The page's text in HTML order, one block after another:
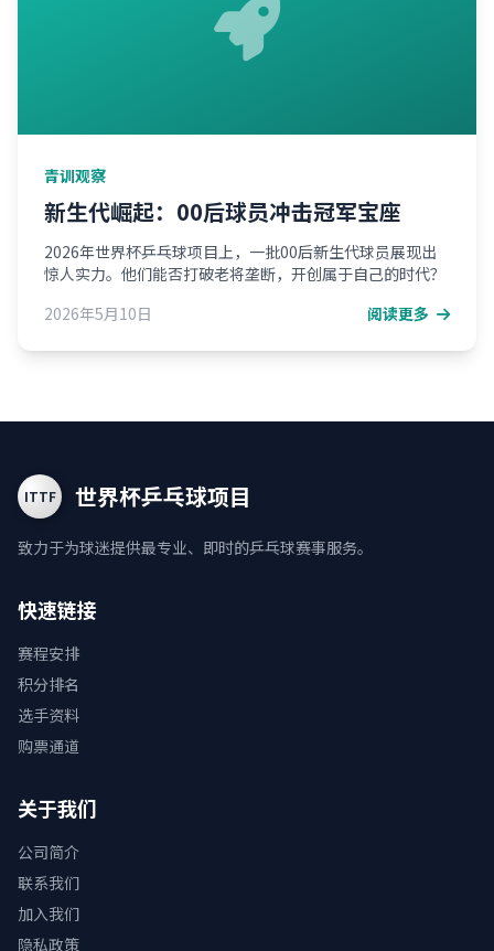
青训观察
新生代崛起：00后球员冲击冠军宝座
2026年世界杯乒乓球项目上，一批00后新生代球员展现出
惊人实力。他们能否打破老将垄断，开创属于自己的时代？
2026年5月10日
阅读更多
ITTF 世界杯乒乓球项目
致力于为球迷提供最专业、即时的乒乓球赛事服务。
快速链接
赛程安排
积分排名
选手资料
购票通道
关于我们
公司简介
联系我们
加入我们
隐私政策